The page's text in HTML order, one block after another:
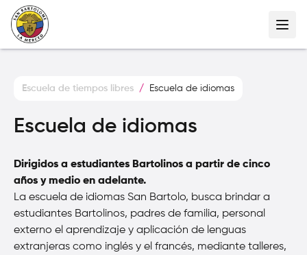
Escuela de tiempos libres / Escuela de idiomas
Escuela de idiomas
Dirigidos a estudiantes Bartolinos a partir de cinco
años y medio en adelante.
La escuela de idiomas San Bartolo, busca brindar a
estudiantes Bartolinos, padres de familia, personal
externo el aprendizaje y aplicación de lenguas
extranjeras como inglés y el francés, mediante talleres,